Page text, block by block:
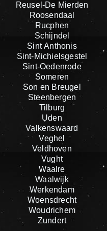
Reusel-De Mierden
Roosendaal
Rucphen
Schijndel
Sint Anthonis
Sint-Michielsgestel
Sint-Oedenrode
Someren
Son en Breugel
Steenbergen
Tilburg
Uden
Valkenswaard
Veghel
Veldhoven
Vught
Waalre
Waalwijk
Werkendam
Woensdrecht
Woudrichem
Zundert